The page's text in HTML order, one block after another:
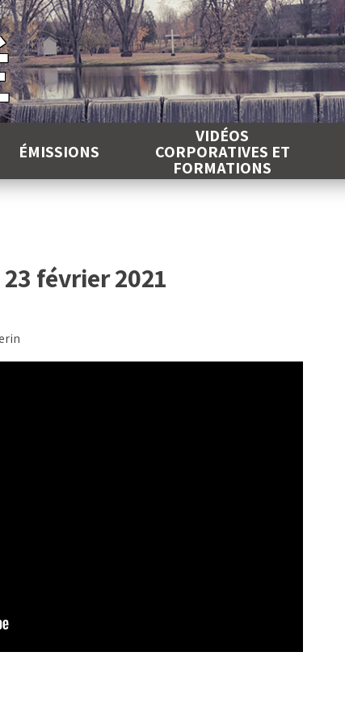
ÉMISSIONS
VIDÉOS
CORPORATIVES ET
FORMATIONS
février 2021